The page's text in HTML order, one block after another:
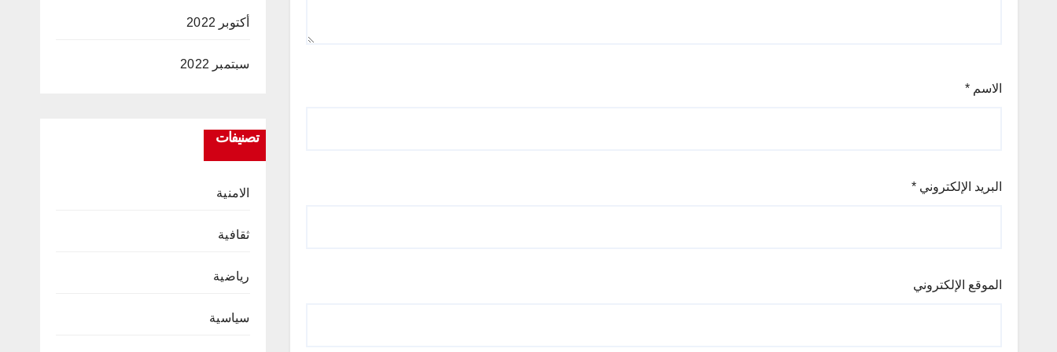
الاسم *
البريد الإلكتروني *
الموقع الإلكتروني
أكتوبر 2022
سبتمبر 2022
تصنيفات
الامنية
ثقافية
رياضية
سياسية